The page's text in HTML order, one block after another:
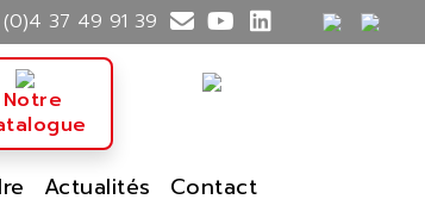
(0)4 37 49 91 39
Notre
Actualités Contact